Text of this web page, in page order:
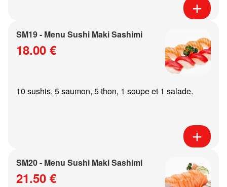
SM19 - Menu Sushi Maki Sashimi
18.00 €
10 sushis, 5 saumon, 5 thon, 1 soupe et 1 salade.
SM20 - Menu Sushi Maki Sashimi
21.50 €